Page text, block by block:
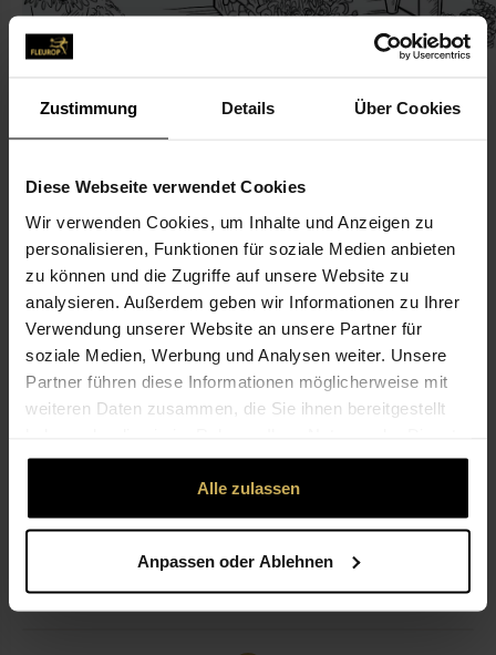
Zustimmung Details Über Cookies
Diese Webseite verwendet Cookies
Wir verwenden Cookies, um Inhalte und Anzeigen zu
personalisieren, Funktionen für soziale Medien anbieten
zu können und die Zugriffe auf unsere Website zu
analysieren. Außerdem geben wir Informationen zu Ihrer
Verwendung unserer Website an unsere Partner für
soziale Medien, Werbung und Analysen weiter. Unsere
Partner führen diese Informationen möglicherweise mit
weiteren Daten zusammen, die Sie ihnen bereitgestellt
gesammelt haben.
Alle zulassen
Anpassen oder Ablehnen
KONTAKT
Helmut Beckmann
Beckmann, Helmut
Emsdettener Str. 1
48485 Neuenkirchen
05973-32 71
blumen.beckmann@gmail.com
ÖFFNUNGSZEITEN
LEISTUNGEN